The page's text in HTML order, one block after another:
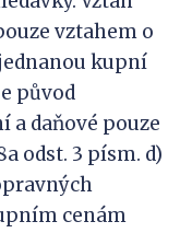
vztahem o
kupní
původ
a daňové pouze
odst. 3 písm. d)
cenám